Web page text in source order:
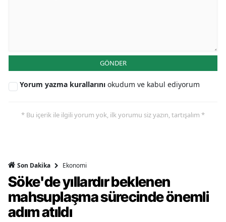
GÖNDER
Yorum yazma kurallarını okudum ve kabul ediyorum
* Bu içerik ile ilgili yorum yok, ilk yorumu siz yazın, tartışalım *
Son Dakika Ekonomi
Söke'de yıllardır beklenen
mahsuplaşma sürecinde önemli
adım atıldı